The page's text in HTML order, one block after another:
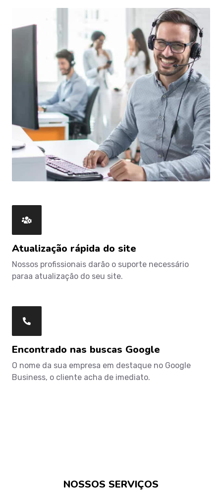
Atualização rápida do site
Nossos profissionais darão o suporte necessário
paraa atualização do seu site.
Encontrado nas buscas Google
O nome da sua empresa em destaque no Google
Business, o cliente acha de imediato.
NOSSOS SERVIÇOS